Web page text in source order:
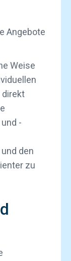
Angebote
Weise
direkt
-
den
zu